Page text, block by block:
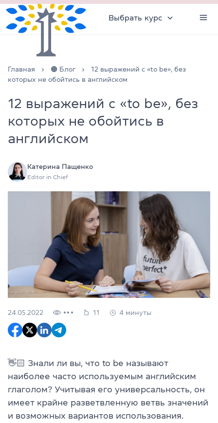
Выбрать курс
Главная 🟠 Блог
12 выражений с «to be», без
которых не обойтись в английском
12 выражений с «to be», без
которых не обойтись в
английском
Катерина Пащенко
Editor in Chief
24.05.2022 11 4 минуты
👋🏻 Знали ли вы, что to be называют
наиболее часто используемым английским
глаголом? Учитывая его универсальность, он
имеет крайне разветвленную ветвь значений
и возможных вариантов использования.